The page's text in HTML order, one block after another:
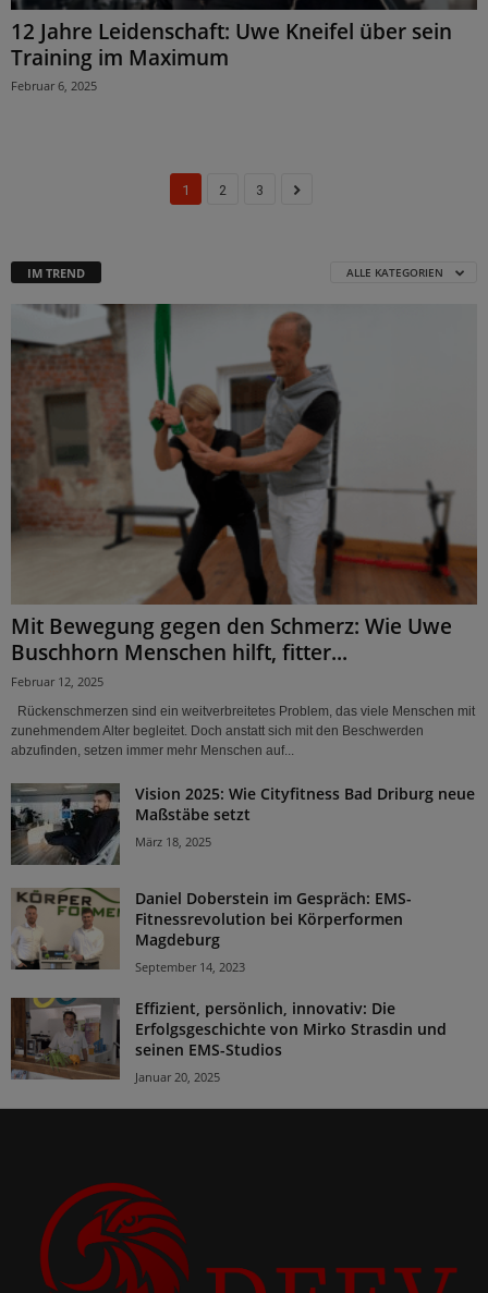
12 Jahre Leidenschaft: Uwe Kneifel über sein
Training im Maximum
Februar 6, 2025
1 2 3
IM TREND ALLE KATEGORIEN
Mit Bewegung gegen den Schmerz: Wie Uwe
Buschhorn Menschen hilft, fitter...
Februar 12, 2025
Rückenschmerzen sind ein weitverbreitetes Problem, das viele Menschen mit
zunehmendem Alter begleitet. Doch anstatt sich mit den Beschwerden
abzufinden, setzen immer mehr Menschen auf...
Vision 2025: Wie Cityfitness Bad Driburg neue
Maßstäbe setzt
März 18, 2025
Daniel Doberstein im Gespräch: EMS-
Fitnessrevolution bei Körperformen
Magdeburg
September 14, 2023
Effizient, persönlich, innovativ: Die
Erfolgsgeschichte von Mirko Strasdin und
seinen EMS-Studios
Januar 20, 2025